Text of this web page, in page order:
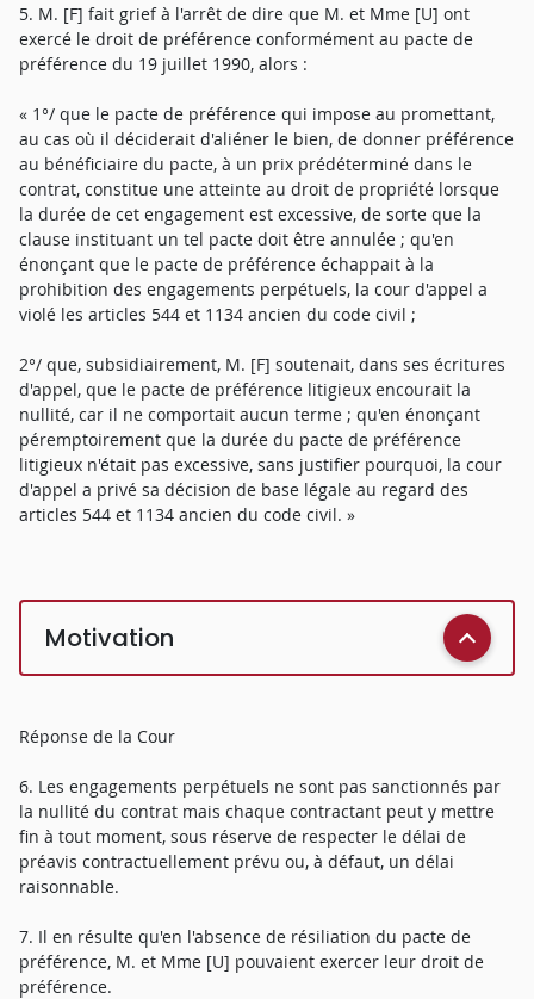
5. M. [F] fait grief à l'arrêt de dire que M. et Mme [U] ont
exercé le droit de préférence conformément au pacte de
préférence du 19 juillet 1990, alors :
« 1°/ que le pacte de préférence qui impose au promettant,
au cas où il déciderait d'aliéner le bien, de donner préférence
au bénéficiaire du pacte, à un prix prédéterminé dans le
contrat, constitue une atteinte au droit de propriété lorsque
la durée de cet engagement est excessive, de sorte que la
clause instituant un tel pacte doit être annulée ; qu'en
énonçant que le pacte de préférence échappait à la
prohibition des engagements perpétuels, la cour d'appel a
violé les articles 544 et 1134 ancien du code civil ;
2°/ que, subsidiairement, M. [F] soutenait, dans ses écritures
d'appel, que le pacte de préférence litigieux encourait la
nullité, car il ne comportait aucun terme ; qu'en énonçant
péremptoirement que la durée du pacte de préférence
litigieux n'était pas excessive, sans justifier pourquoi, la cour
d'appel a privé sa décision de base légale au regard des
articles 544 et 1134 ancien du code civil. »
Motivation
Réponse de la Cour
6. Les engagements perpétuels ne sont pas sanctionnés par
la nullité du contrat mais chaque contractant peut y mettre
fin à tout moment, sous réserve de respecter le délai de
préavis contractuellement prévu ou, à défaut, un délai
raisonnable.
7. Il en résulte qu'en l'absence de résiliation du pacte de
préférence, M. et Mme [U] pouvaient exercer leur droit de
préférence.